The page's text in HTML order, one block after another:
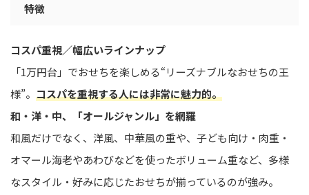
特徴
コスパ重視／幅広いラインナップ
「1万円台」でおせちを楽しめる“リーズナブルなおせちの王
様”。 コスパを重視する人には非常に魅力的。
和・洋・中、「オールジャンル」を網羅
和風だけでなく、洋風、中華風の重や、子ども向け・肉重・
オマール海老やあわびなどを使ったボリューム重など、多様
なスタイル・好みに応じたおせちが揃っているのが強み。